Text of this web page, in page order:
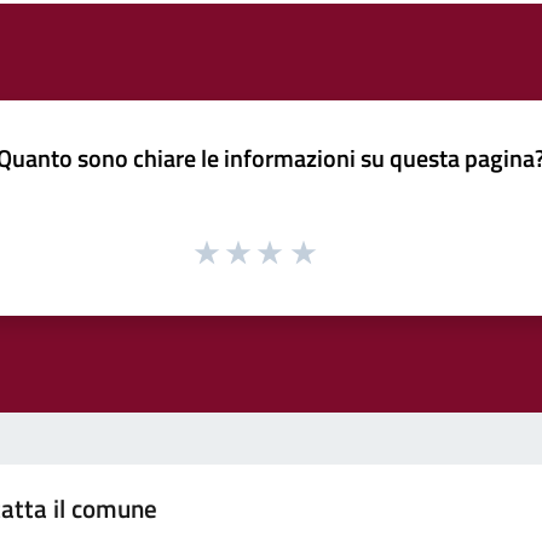
sono chiare le informazioni su questa
il comune